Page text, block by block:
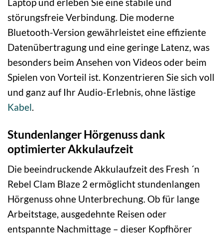
störungsfreie Verbindung. Die moderne
Bluetooth-Version gewährleistet eine effiziente
Datenübertragung und eine geringe Latenz, was
besonders beim Ansehen von Videos oder beim
Spielen von Vorteil ist. Konzentrieren Sie sich voll
und ganz auf Ihr Audio-Erlebnis, ohne lästige
Kabel.
Stundenlanger Hörgenuss dank
optimierter Akkulaufzeit
Die beeindruckende Akkulaufzeit des Fresh ´n
Rebel Clam Blaze 2 ermöglicht stundenlangen
Hörgenuss ohne Unterbrechung. Ob für lange
Arbeitstage, ausgedehnte Reisen oder
entspannte Nachmittage – dieser Kopfhörer